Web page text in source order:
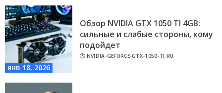
янв 18, 2026
Обзор NVIDIA GTX 1050 TI 4GB:
сильные и слабые стороны, кому
подойдет
NVIDIA-GEFORCE-GTX-1050-TI.RU